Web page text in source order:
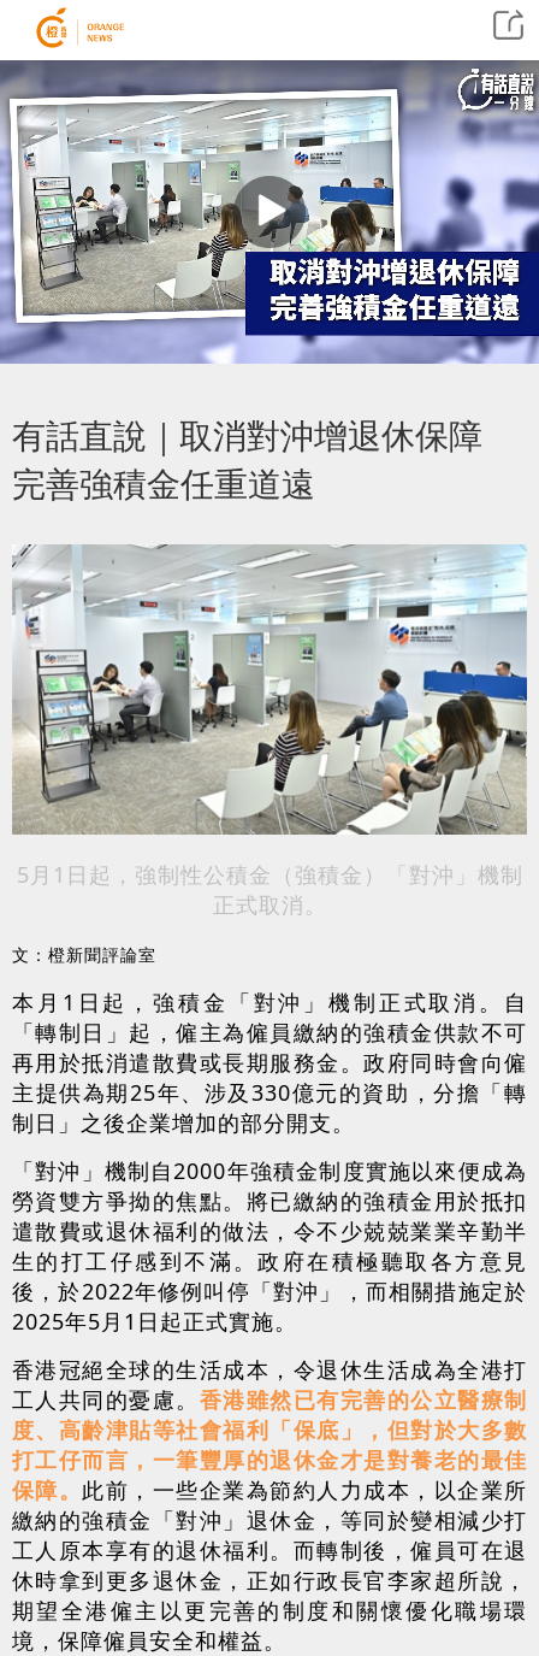
有話直說｜取消對沖增退休保障
完善強積金任重道遠
5月1日起，強制性公積金（強積金）「對沖」機制
正式取消。
文：橙新聞評論室
本月1日起，強積金「對沖」機制正式取消。自
「轉制日」起，僱主為僱員繳納的強積金供款不可
再用於抵消遣散費或長期服務金。政府同時會向僱
主提供為期25年、涉及330億元的資助，分擔「轉
制日」之後企業增加的部分開支。
「對沖」機制自2000年強積金制度實施以來便成為
勞資雙方爭拗的焦點。將已繳納的強積金用於抵扣
遣散費或退休福利的做法，令不少兢兢業業辛勤半
生的打工仔感到不滿。政府在積極聽取各方意見
後，於2022年修例叫停「對沖」，而相關措施定於
2025年5月1日起正式實施。
香港冠絕全球的生活成本，令退休生活成為全港打
工人共同的憂慮。 香港雖然已有完善的公立醫療制
度、高齡津貼等社會福利「保底」，但對於大多數
打工仔而言，一筆豐厚的退休金才是對養老的最佳
保障。 此前，一些企業為節約人力成本，以企業所
繳納的強積金「對沖」退休金，等同於變相減少打
工人原本享有的退休福利。而轉制後，僱員可在退
休時拿到更多退休金，正如行政長官李家超所說，
期望全港僱主以更完善的制度和關懷優化職場環
境，保障僱員安全和權益。